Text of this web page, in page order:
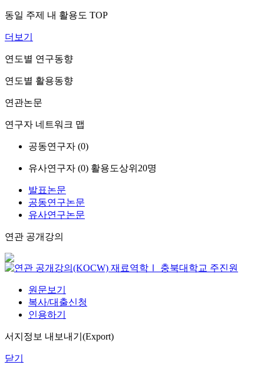
동일 주제 내 활용도 TOP
더보기
연도별 연구동향
연도별 활용동향
연관논문
연구자 네트워크 맵
공동연구자 (0)
유사연구자 (0) 활용도상위20명
발표논문
공동연구논문
유사연구논문
연관 공개강의
재료역학Ⅰ 충북대학교 주진원
원문보기
복사/대출신청
인용하기
서지정보 내보내기(Export)
닫기